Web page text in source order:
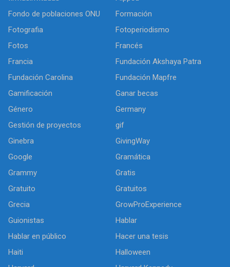
Fondo de poblaciones ONU
Formación
Fotografia
Fotoperiodismo
Fotos
Francés
Francia
Fundación Akshaya Patra
Fundación Carolina
Fundación Mapfre
Gamificación
Ganar becas
Género
Germany
Gestión de proyectos
gif
Ginebra
GivingWay
Google
Gramática
Grammy
Gratis
Gratuito
Gratuitos
Grecia
GrowProExperience
Guionistas
Hablar
Hablar en público
Hacer una tesis
Haiti
Halloween